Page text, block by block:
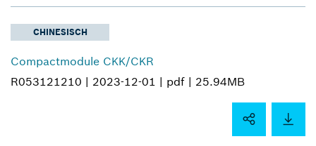
CHINESISCH
Compactmodule CKK/CKR
R053121210 | 2023-12-01 | pdf | 25.94MB